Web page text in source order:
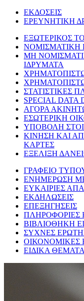
ΕΚΔΟΣΕΙΣ
ΕΡΕΥΝΗΤΙΚΗ
ΕΞΩΤΕΡΙΚΟΣ
ΝΟΜΙΣΜΑΤΙΚΗ
ΜΗ
ΙΔΡΥΜΑΤΑ
ΣΤΑΤΙΣΤΙΚΕΣ
SPECIAL DATA
ΑΓΟΡΑ
ΕΣΩΤΕΡΙΚΗ
ΥΠΟΒΟΛΗ
ΚΙΝΗΣΗ ΚΑΙ
ΚΑΡΤΕΣ
ΕΞΕΛΙΞΗ
ΓΡΑΦΕΙΟ
ΕΝΗΜΕΡΩΣΗ
ΕΥΚΑΙΡΙΕΣ
ΕΚΔΗΛΩΣΕΙΣ
ΕΠΕΞΗΓΗΣΕΙΣ
ΠΛΗΡΟΦΟΡΙΕΣ
ΒΙΒΛΙΟΘΗΚΗ
ΣΥΧΝΕΣ
ΟΙΚΟΝΟΜΙΚΕΣ
ΕΙΔΙΚΑ ΘΕΜΑΤΑ